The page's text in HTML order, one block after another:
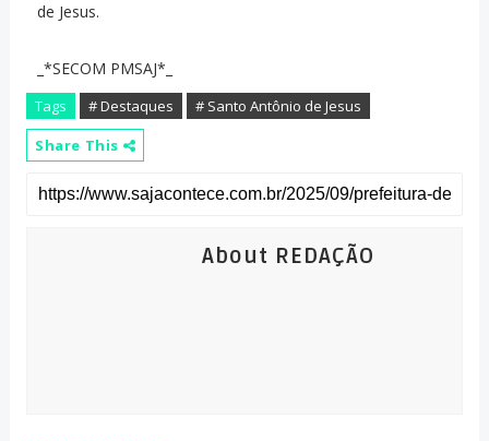
de Jesus.
_*SECOM PMSAJ*_
Tags # Destaques
# Santo Antônio de Jesus
Share This
About REDAÇÃO